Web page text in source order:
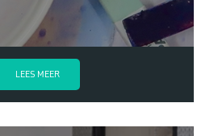
LEES MEER